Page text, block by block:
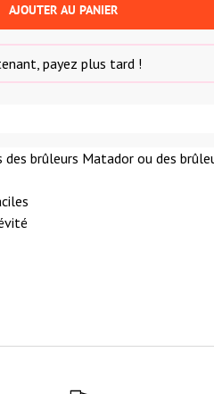
brûleurs Matador ou des
AJOUTER AU PANIER
payez plus tard !